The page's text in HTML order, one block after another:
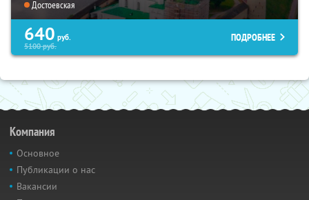
Достоевская
640 руб.
5100руб.
ПОДРОБНЕЕ
Компания
Основное
Публикации о нас
Вакансии